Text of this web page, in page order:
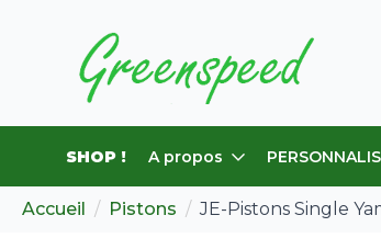
SHOP ! A propos
Accueil Pistons JE-Pistons Single